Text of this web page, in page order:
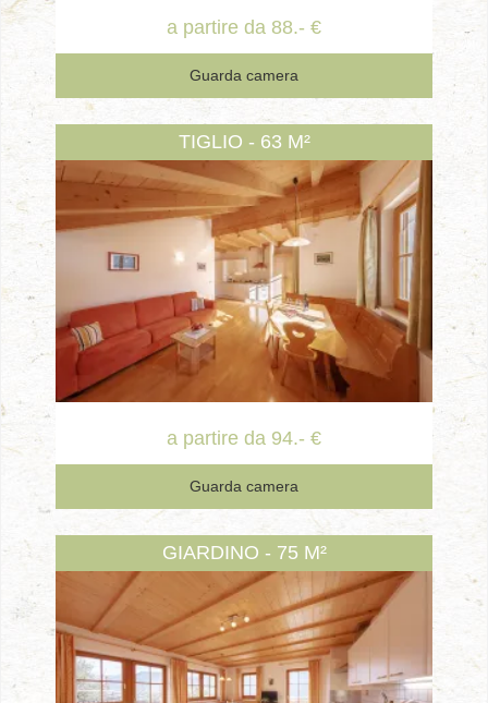
a partire da 88.- €
Guarda camera
TIGLIO - 63 M²
a partire da 94.- €
Guarda camera
GIARDINO - 75 M²